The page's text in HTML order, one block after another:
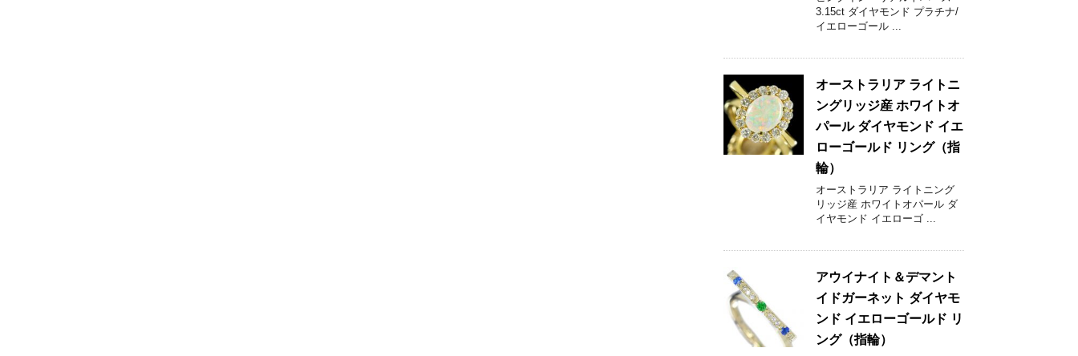
3.15ct ダイヤモンド プラチナ/
イエローゴール ...
オーストラリア ライトニ
ングリッジ産 ホワイトオ
パール ダイヤモンド イエ
ローゴールド リング（指
輪）
オーストラリア ライトニング
リッジ産 ホワイトオパール ダ
イヤモンド イエローゴ ...
アウイナイト＆デマント
イドガーネット ダイヤモ
ンド イエローゴールド リ
ング（指輪）